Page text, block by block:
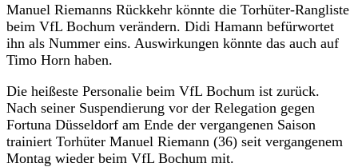
Manuel Riemanns Rückkehr könnte die Torhüter-Rangliste
beim VfL Bochum verändern. Didi Hamann befürwortet
ihn als Nummer eins. Auswirkungen könnte das auch auf
Timo Horn haben.
Die heißeste Personalie beim VfL Bochum ist zurück.
Nach seiner Suspendierung vor der Relegation gegen
Fortuna Düsseldorf am Ende der vergangenen Saison
trainiert Torhüter Manuel Riemann (36) seit vergangenem
Montag wieder beim VfL Bochum mit.